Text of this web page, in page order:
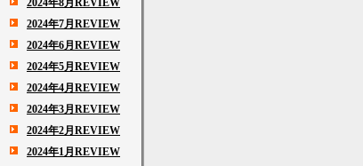
2024年8月REVIEW
2024年7月REVIEW
2024年6月REVIEW
2024年5月REVIEW
2024年4月REVIEW
2024年3月REVIEW
2024年2月REVIEW
2024年1月REVIEW